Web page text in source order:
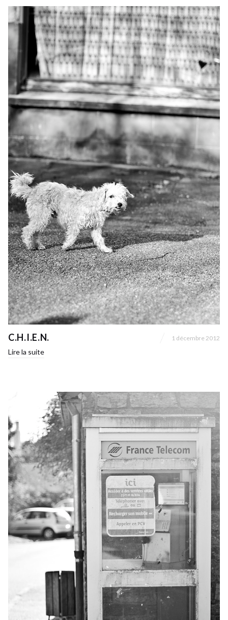
C.H.I.E.N. 1 décembre 2012
Lire la suite